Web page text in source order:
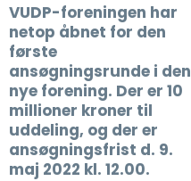
VUDP-foreningen har
netop åbnet for den
første
ansøgningsrunde i den
nye forening. Der er 10
millioner kroner til
uddeling, og der er
ansøgningsfrist d. 9.
maj 2022 kl. 12.00.